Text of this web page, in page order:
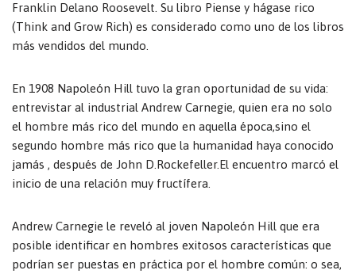
Franklin Delano Roosevelt. Su libro Piense y hágase rico
(Think and Grow Rich) es considerado como uno de los libros
más vendidos del mundo.
En 1908 Napoleón Hill tuvo la gran oportunidad de su vida:
entrevistar al industrial Andrew Carnegie, quien era no solo
el hombre más rico del mundo en aquella época,sino el
segundo hombre más rico que la humanidad haya conocido
jamás , después de John D.Rockefeller.El encuentro marcó el
inicio de una relación muy fructífera.
Andrew Carnegie le reveló al joven Napoleón Hill que era
posible identificar en hombres exitosos características que
podrían ser puestas en práctica por el hombre común: o sea,